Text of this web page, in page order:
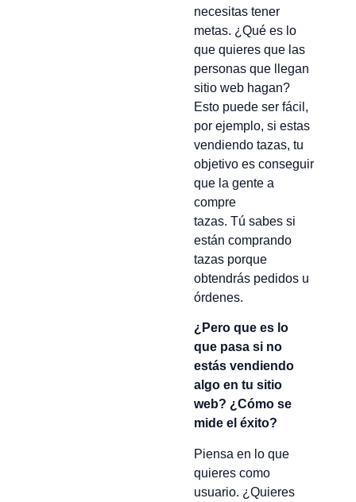
necesitas tener
metas. ¿Qué es lo
que quieres que las
personas que llegan
sitio web hagan?
Esto puede ser fácil,
por ejemplo, si estas
vendiendo tazas, tu
objetivo es conseguir
que la gente a
compre
tazas. Tú sabes si
están comprando
tazas porque
obtendrás pedidos u
órdenes.
¿Pero que es lo
que pasa si no
estás vendiendo
algo en tu sitio
web? ¿Cómo se
mide el éxito?
Piensa en lo que
quieres como
usuario. ¿Quieres